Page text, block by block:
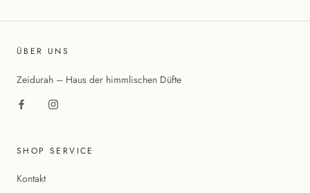
ÜBER UNS
Zeidurah – Haus der himmlischen Düfte
SHOP SERVICE
Kontakt